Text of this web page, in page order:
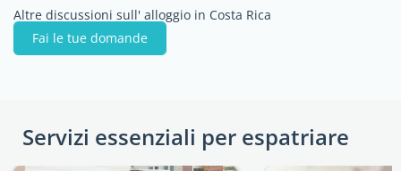
Altre discussioni sull' alloggio in Costa Rica
Fai le tue domande
Servizi essenziali per espatriare